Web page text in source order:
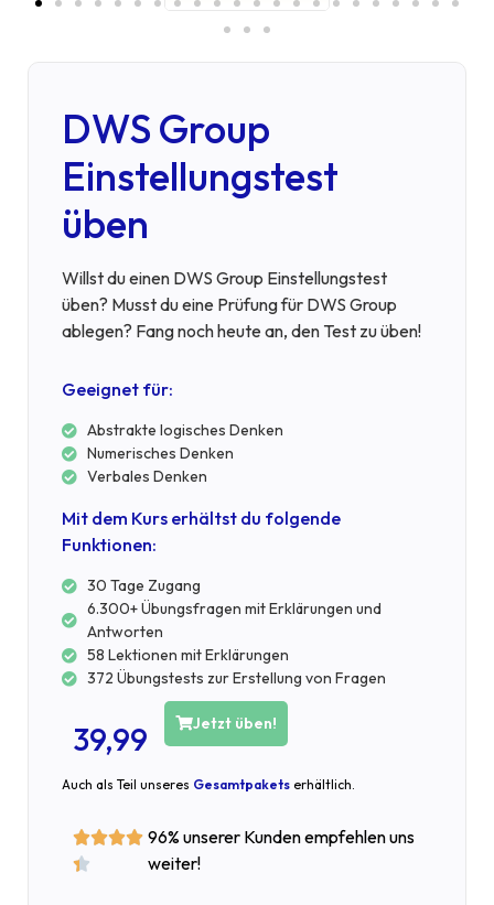
DWS Group
Einstellungstest
üben
Willst du einen DWS Group Einstellungstest
üben? Musst du eine Prüfung für DWS Group
ablegen? Fang noch heute an, den Test zu üben!
Geeignet für:
Abstrakte logisches Denken
Numerisches Denken
Verbales Denken
Mit dem Kurs erhältst du folgende
Funktionen:
30 Tage Zugang
6.300+ Übungsfragen mit Erklärungen und
Antworten
58 Lektionen mit Erklärungen
372 Übungstests zur Erstellung von Fragen
39,99 Jetzt üben!
Auch als Teil unseres Gesamtpakets erhältlich.


96% unserer Kunden empfehlen uns
weiter!